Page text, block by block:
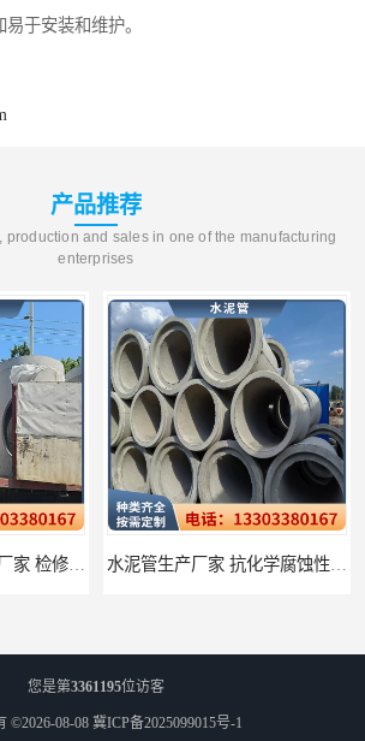
于安装和维护。
产品推荐
production and sales in one of the manufacturing
enterprises
水泥管生产厂家 抗化学腐蚀性能强
您是第3361195位访客
©2026-08-08 冀ICP备2025099015号-1